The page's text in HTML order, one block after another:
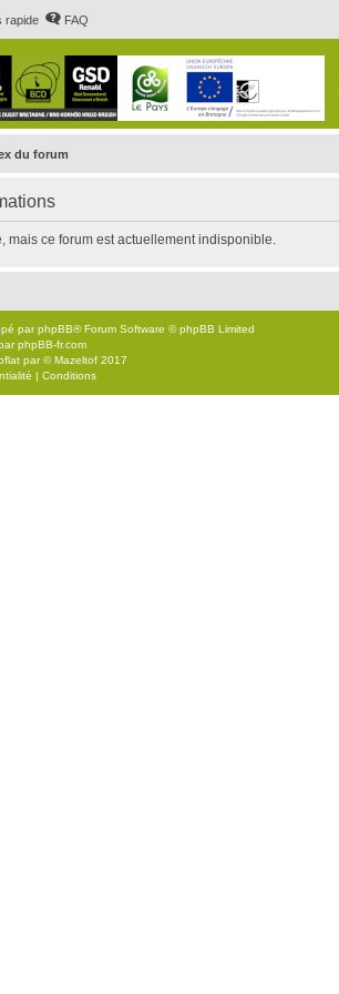
rapide FAQ
du forum
mais ce forum est actuellement indisponible.
parphpBB® Forum Software © phpBB Limited
phpBB-fr.com
par ©Mazeltof 2017
| Conditions